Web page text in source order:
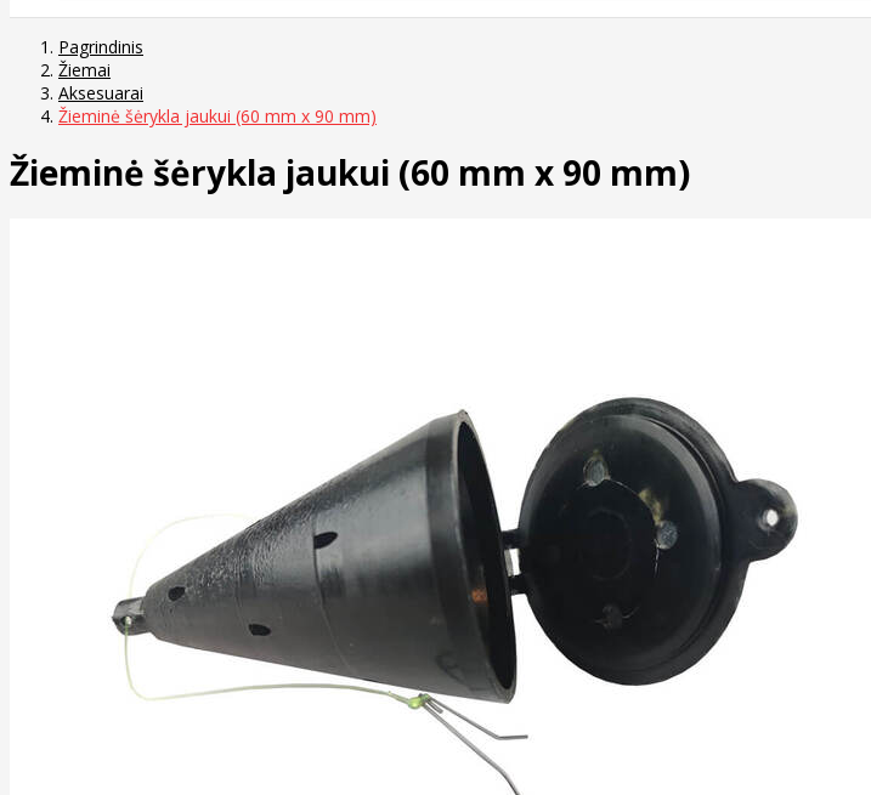
Pagrindinis
Žiemai
Aksesuarai
Žieminė šėrykla jaukui (60 mm x 90 mm)
Žieminė šėrykla jaukui (60 mm x 90 mm)